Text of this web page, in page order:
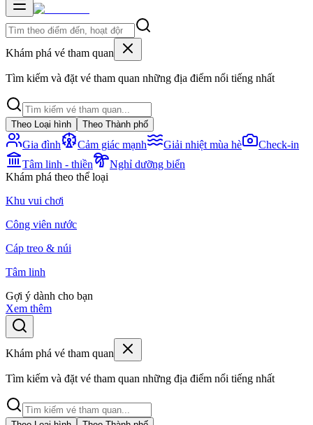
Khám phá vé tham quan
Tìm kiếm và đặt vé tham quan những địa điểm nổi tiếng nhất
Theo Loại hình Theo Thành phố
Gia đình Cảm giác mạnh Giải nhiệt mùa hè
Check-in
Tâm linh - thiền
Nghỉ dưỡng biển
Khám phá theo thể loại
Khu vui chơi
Công viên nước
Cáp treo & núi
Tâm linh
Gợi ý dành cho bạn
Xem thêm
Khám phá vé tham quan
Tìm kiếm và đặt vé tham quan những địa điểm nổi tiếng nhất